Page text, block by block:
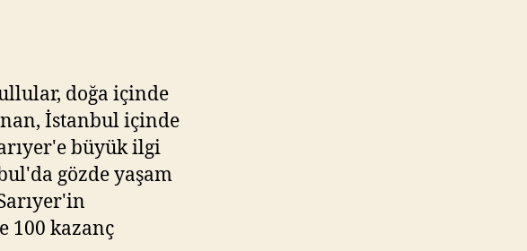
doğa içinde
İstanbul içinde
büyük ilgi
gözde yaşam
100 kazanç